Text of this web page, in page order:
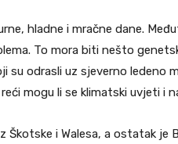
hladne i mračne dane.
To mora biti nešto
su odrasli uz sjeverno
mogu li se klimatski uvjeti i
Škotske i Walesa, a ostatak je